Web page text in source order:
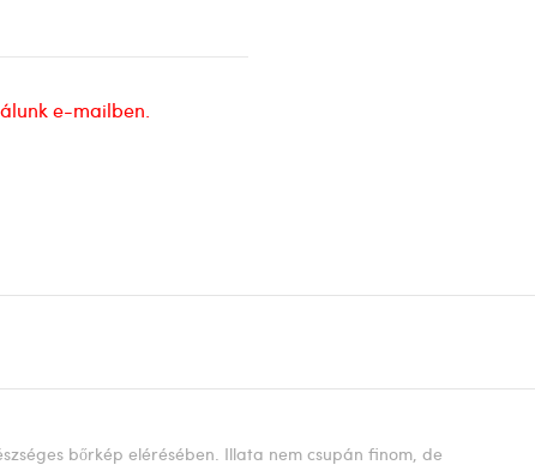
e-mailben.
bőrkép elérésében. Illata nem csupán finom, de